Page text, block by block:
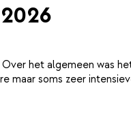
het algemeen was
maar soms zeer